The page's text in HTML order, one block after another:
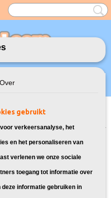
UW WINKELWAGEN
voor Epson
Epson
Over
gebruikt
verkeersanalyse, het
en het personaliseren van
verlenen we onze sociale
toegang tot informatie over
deze informatie gebruiken in